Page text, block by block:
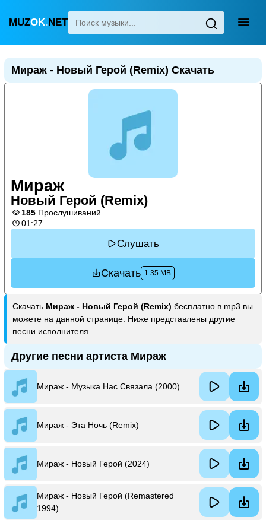
MUZOK.NET
Главная
Популярные
Узбекская
Украинская
Мираж - Новый Герой (Remix) Скачать
Мираж
Новый Герой (Remix)
185 Прослушиваний
01:27
Слушать
Скачать 1.35 MB
Скачать Мираж - Новый Герой (Remix) бесплатно в mp3 вы
можете на данной странице. Ниже представлены другие
песни исполнителя.
Другие песни артиста Мираж
Мираж - Музыка Нас Связала (2000)
Мираж - Эта Ночь (Remix)
Мираж - Новый Герой (2024)
Мираж - Новый Герой (Remastered
1994)